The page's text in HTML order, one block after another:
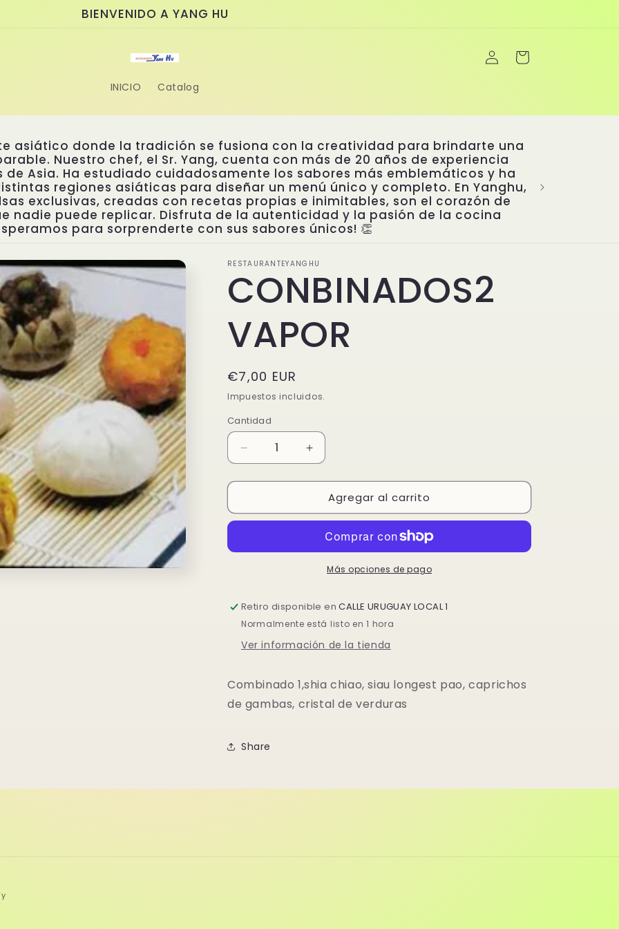
BIENVENIDO A YANG HU
INICIO Catalog
Iniciar
sesión
Carrito
asiático donde la tradición se fusiona con la creatividad para brindarte una
Nuestro chef, el Sr. Yang, cuenta con más de 20 años de experiencia
Asia. Ha estudiado cuidadosamente los sabores más emblemáticos y ha
regiones asiáticas para diseñar un menú único y completo. En Yanghu,
exclusivas, creadas con recetas propias e inimitables, son el corazón de
nadie puede replicar. Disfruta de la autenticidad y la pasión de la cocina
para sorprenderte con sus sabores únicos! 👏
RESTAURANTEYANGHU
CONBINADOS2
VAPOR
Precio
habitual
€7,00 EUR
Impuestos incluidos.
Cantidad
Reducir
cantidad
para
CONBINADOS2
VAPOR
Aumentar
cantidad
para
CONBINADOS2
VAPOR
Agregar al carrito
Más opciones de pago
Retiro disponible enCALLE URUGUAY LOCAL 1
Normalmente está listo en 1 hora
Ver información de la tienda
Combinado 1,shia chiao, siau longest pao, caprichos
de gambas, cristal de verduras
Share